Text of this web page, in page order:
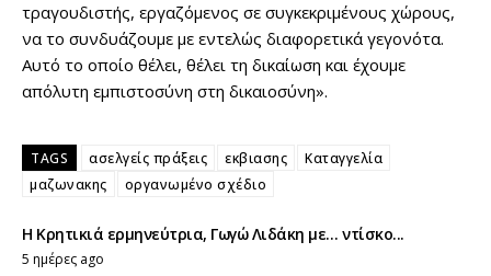
τραγουδιστής, εργαζόμενος σε συγκεκριμένους χώρους,
να το συνδυάζουμε με εντελώς διαφορετικά γεγονότα.
Αυτό το οποίο θέλει, θέλει τη δικαίωση και έχουμε
απόλυτη εμπιστοσύνη στη δικαιοσύνη».
TAGS ασελγείς πράξεις εκβιασης
Καταγγελία
μαζωνακης
οργανωμένο σχέδιο
Η Kρητικιά ερμηνεύτρια, Γωγώ Λιδάκη με… ντίσκο...
5 ημέρες ago